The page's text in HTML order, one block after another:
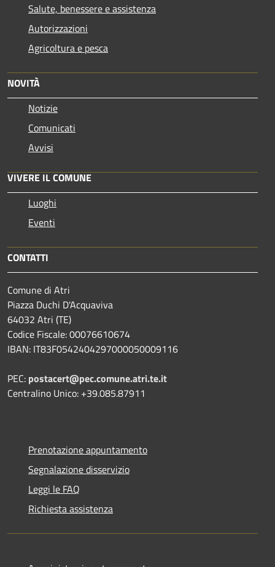
Salute, benessere e assistenza
Autorizzazioni
Agricoltura e pesca
NOVITÀ
Notizie
Comunicati
Avvisi
VIVERE IL COMUNE
Luoghi
Eventi
CONTATTI
Comune di Atri
Piazza Duchi D'Acquaviva
64032 Atri (TE)
Codice Fiscale: 00076610674
IBAN: IT83F0542404297000050009116
PEC: postacert@pec.comune.atri.te.it
Centralino Unico: +39.085.87911
Prenotazione appuntamento
Segnalazione disservizio
Leggi le FAQ
Richiesta assistenza